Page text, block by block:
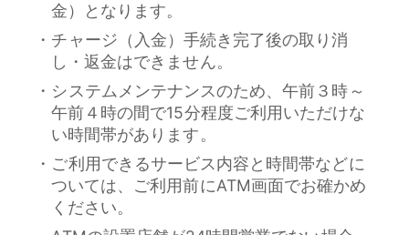
金）となります。
チャージ（入金）手続き完了後の取り消
し・返金はできません。
システムメンテナンスのため、午前３時～
午前４時の間で15分程度ご利用いただけな
い時間帯があります。
ご利用できるサービス内容と時間帯などに
ついては、ご利用前にATM画面でお確かめ
ください。